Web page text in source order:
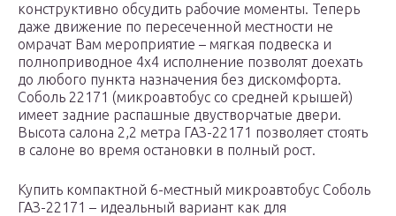
конструктивно обсудить рабочие моменты. Теперь
даже движение по пересеченной местности не
омрачат Вам мероприятие – мягкая подвеска и
полноприводное 4х4 исполнение позволят доехать
до любого пункта назначения без дискомфорта.
Соболь 22171 (микроавтобус со средней крышей)
имеет задние распашные двустворчатые двери.
Высота салона 2,2 метра ГАЗ-22171 позволяет стоять
в салоне во время остановки в полный рост.
Купить компактной 6-местный микроавтобус Соболь
ГАЗ-22171 – идеальный вариант как для